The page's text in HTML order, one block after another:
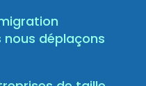
nous déplaçons